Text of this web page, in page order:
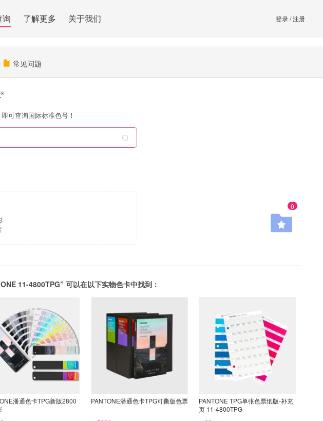
询 了解更多 关于我们 登录/注册
常见问题
0
®
可查询国际标准色号！
11-4800TPG” 可以在以下实物色卡中找到：
潘通色卡TPG新版2800
PANTONE潘通色卡TPG可撕版色票
PANTONE TPG单张色票纸版-补充
页 11-4800TPG